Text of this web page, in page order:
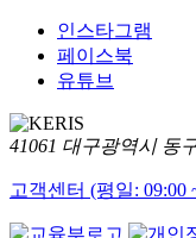
인스타그램
페이스북
유튜브
41061 대구광역시 동
고객센터 (평일: 09:00